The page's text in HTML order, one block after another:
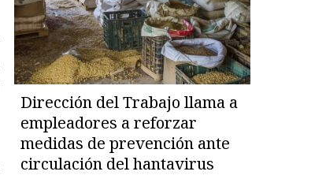
Dirección del Trabajo llama a
empleadores a reforzar
medidas de prevención ante
circulación del hantavirus